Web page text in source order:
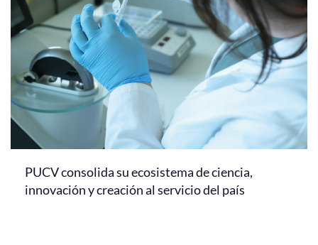
PUCV consolida su ecosistema de ciencia,
innovación y creación al servicio del país